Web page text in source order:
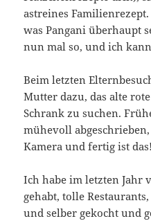
astreines
was Pangani überhaupt
nun mal so, und ich
Beim letzten
Mutter dazu, das alte
Schrank zu suchen.
mühevoll
Kamera und fertig ist das!
Ich habe im letzten Jahr
gehabt, tolle
und selber gekocht und